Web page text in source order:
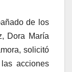
de los
Dora María
solicitó
acciones